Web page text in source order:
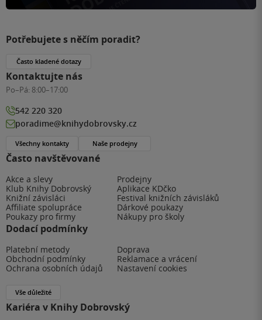
Často navštěvované
Akce a slevy
Prodejny
Klub Knihy Dobrovský
Aplikace KDčko
Knižní závisláci
Festival knižních závisláků
Affiliate spolupráce
Dárkové poukazy
Poukazy pro firmy
Nákupy pro školy
Dodací podmínky
Platební metody
Doprava
Obchodní podmínky
Reklamace a vrácení
Ochrana osobních údajů
Nastavení cookies
Vše důležité
Kariéra v Knihy Dobrovský
Potřebujete s něčím poradit?
Často kladené dotazy
Kontaktujte nás
Po–Pá: 8:00–17:00
542 220 320
poradime@knihydobrovsky.cz
Všechny kontakty Naše prodejny